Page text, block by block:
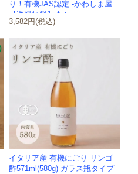
り！有機JAS認定 -かわしま屋-
【送料無料】 *メ...
3,582円(税込)
イタリア産 有機にごり リンゴ
酢571ml(580g) ガラス瓶タイプ